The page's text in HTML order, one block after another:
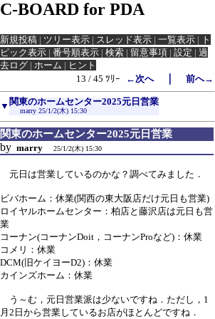
C-BOARD for PDA
新規投稿 | ツリー表示 | スレッド表示 | 一覧表示 | ト
ピック表示 | 番号順表示 | 検索 | 留意事項 | 設定 | 過
去ログ | ホーム | ヒント
13 / 45 ﾂﾘｰ
←次へ｜ 前へ→
▼ 関東のホームセンター2025元日営業
marry 25/1/2(木) 15:30
関東のホームセンター2025元日営業
by marry 25/1/2(木) 15:30
元日は営業しているのかな？調べてみました．
ビバホーム：休業(関西の東大阪店だけ元日も営業)
ロイヤルホームセンター：柏店と藤沢店は元日も営
業
コーナン(コーナンDoit，コーナンProなど)：休業
コメリ：休業
DCM(旧ケイヨーD2)：休業
カインズホーム：休業
う～む，元日営業派は少ないですね．ただし，1
月2日から営業しているお店がほとんどですね．